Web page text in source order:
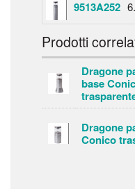
9513A252
Prodotti
Dragone
base
Dragone
Conico